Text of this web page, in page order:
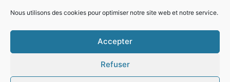
Nous utilisons des cookies pour optimiser notre site web et notre service.
Accepter
Refuser
Choisir la bonne offre
Mon contrat – Particuliers
Souscription / résiliation